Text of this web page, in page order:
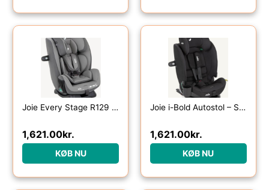
Joie Every Stage R129 Autostol – Cobblestone
1,621.00kr.
KØB NU
Joie i-Bold Autostol – Sort
1,621.00kr.
KØB NU